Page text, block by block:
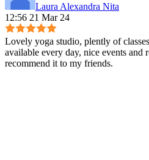
Laura Alexandra Nita
12:56 21 Mar 24
Lovely yoga studio, plently of
available every day, nice events
recommend it to my friends.